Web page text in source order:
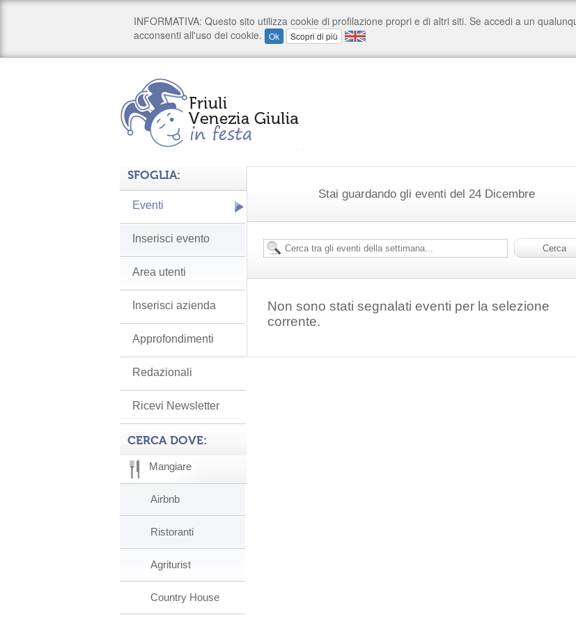
Stai guardando gli eventi del 24 Dicembre
Non sono stati segnalati eventi per la selezione
corrente.
SFOGLIA:
Eventi
Inserisci evento
Area utenti
Inserisci azienda
Approfondimenti
Redazionali
Ricevi Newsletter
CERCA DOVE:
Mangiare
Airbnb
Ristoranti
Agriturist
Country House